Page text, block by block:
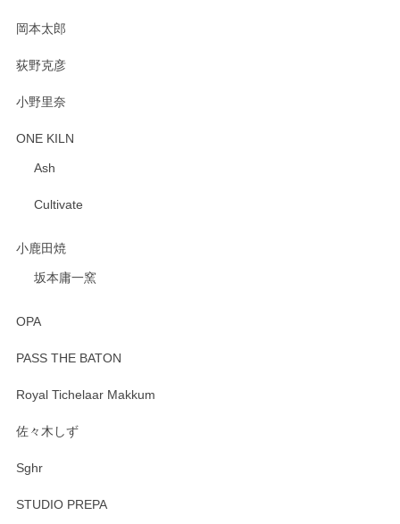
岡本太郎
荻野克彦
小野里奈
ONE KILN
Ash
Cultivate
小鹿田焼
坂本庸一窯
OPA
PASS THE BATON
Royal Tichelaar Makkum
佐々木しず
Sghr
STUDIO PREPA